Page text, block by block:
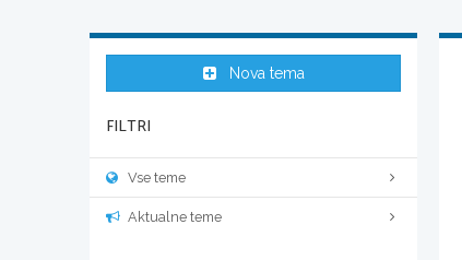
Nova tema
FILTRI
Vse teme
Aktualne teme